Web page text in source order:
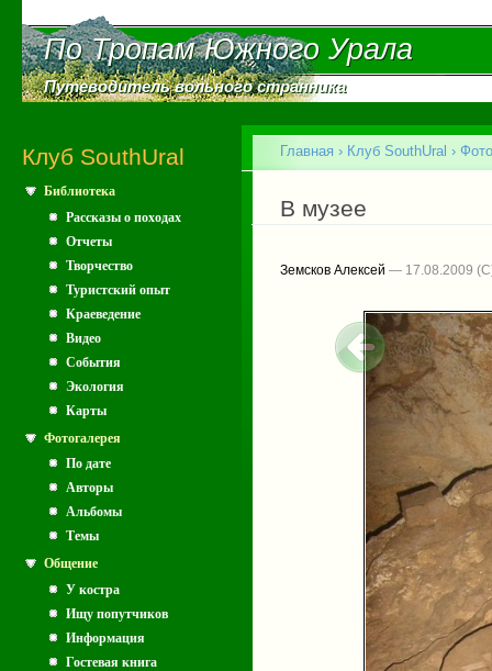
По Тропам Южного Урала
По Тропам Южного Урала
Путеводитель вольного странника
Путеводитель вольного странника
Клуб SouthUral
Библиотека
Рассказы о походах
Отчеты
Творчество
Туристский опыт
Краеведение
Видео
События
Экология
Карты
Фотогалерея
По дате
Авторы
Альбомы
Темы
Общение
У костра
Ищу попутчиков
Информация
Гостевая книга
Вы здесь
Главная › Клуб SouthUral ›
В музее
Земсков Алексей — 17.08.2009